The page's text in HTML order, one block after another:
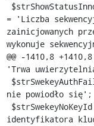
= 'Liczba
zainicjowanych
wykonuje
@@ -1410,8
'Trwa
nie powiodło się';
identyfikatora